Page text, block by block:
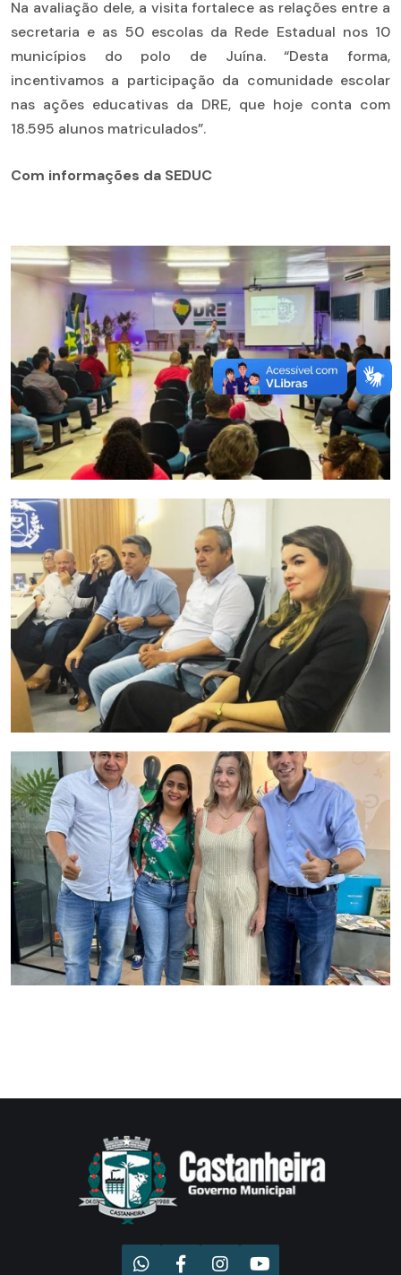
Na avaliação dele, a visita fortalece as relações entre a
secretaria e as 50 escolas da Rede Estadual nos 10
municípios do polo de Juína. “Desta forma,
incentivamos a participação da comunidade escolar
nas ações educativas da DRE, que hoje conta com
18.595 alunos matriculados”.
Com informações da SEDUC